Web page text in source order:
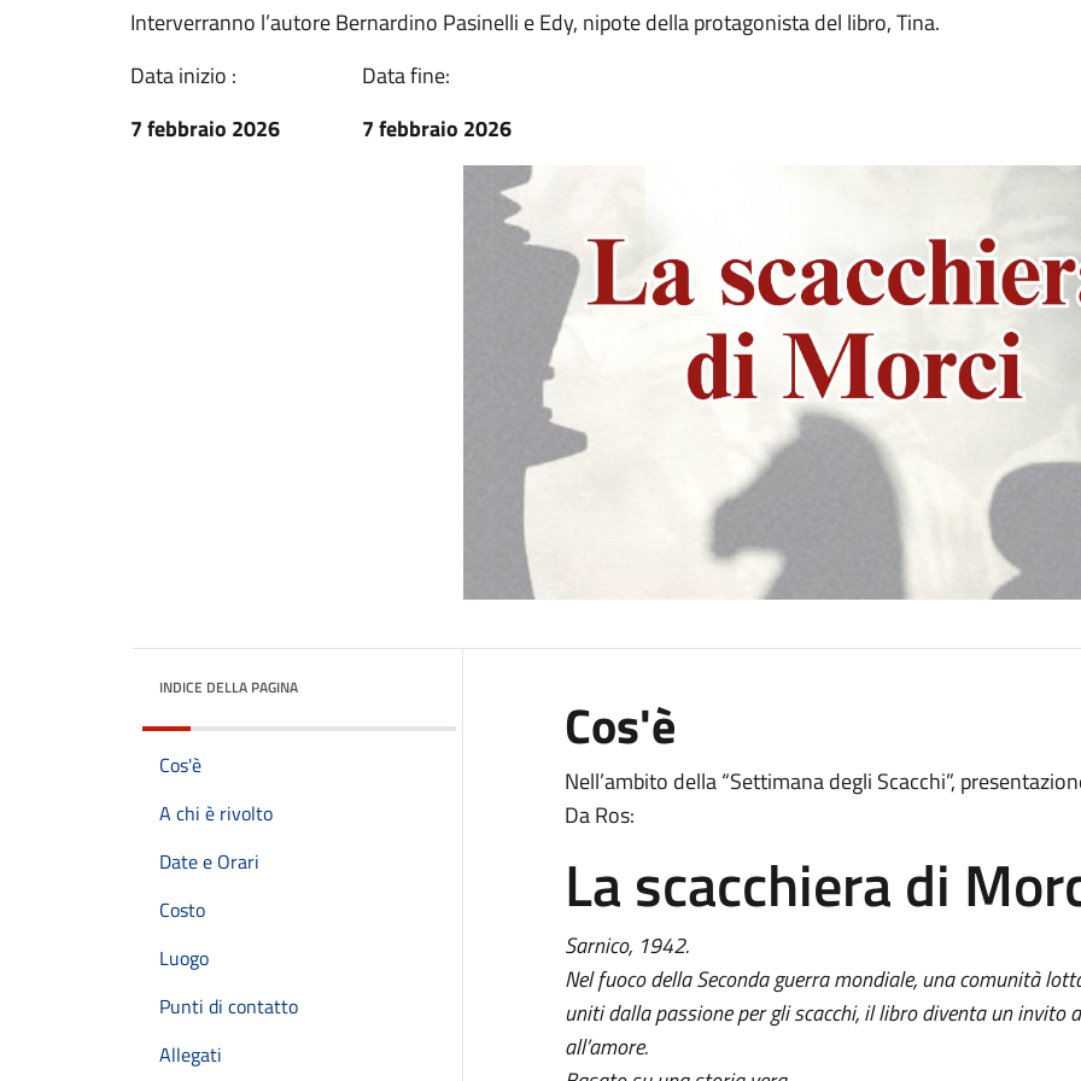
Interverranno l’autore Bernardino Pasinelli e Edy, nipote della protagonista del libro, Tina.
Data inizio :
7 febbraio 2026
Data fine:
7 febbraio 2026
INDICE DELLA PAGINA
Cos'è
A chi è rivolto
Date e Orari
Costo
Luogo
Punti di contatto
Allegati
Cos'è
Nell’ambito della “Settimana degli Scacchi”, p
Da Ros:
La scacchieradi
Sarnico, 1942.
Nel fuoco della Seconda guerra mondiale, una comunità
uniti dalla passione per gli scacchi, il libro diventa un invito
all’amore.